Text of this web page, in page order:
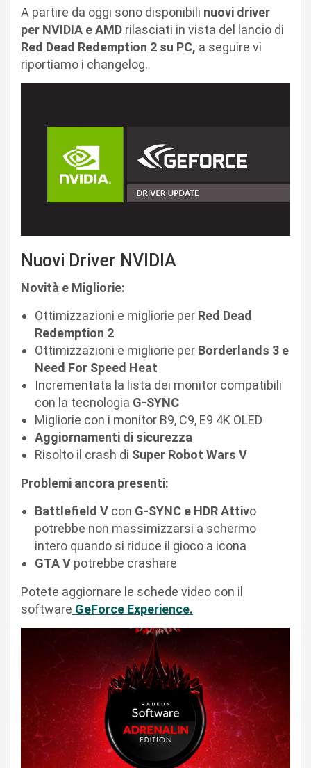
A partire da oggi sono disponibili nuovi driver
per NVIDIA e AMD rilasciati in vista del lancio di
Red Dead Redemption 2 su PC, a seguire vi
riportiamo i changelog.
Nuovi Driver NVIDIA
Novità e Migliorie:
Ottimizzazioni e migliorie per Red Dead
Redemption 2
Ottimizzazioni e migliorie per Borderlands 3 e
Need For Speed Heat
Incrementata la lista dei monitor compatibili
con la tecnologia G-SYNC
Migliorie con i monitor B9, C9, E9 4K OLED
Aggiornamenti di sicurezza
Risolto il crash di Super Robot Wars V
Problemi ancora presenti:
Battlefield V con G-SYNC e HDR Attivo
potrebbe non massimizzarsi a schermo
intero quando si riduce il gioco a icona
GTA V potrebbe crashare
Potete aggiornare le schede video con il
software GeForce Experience.